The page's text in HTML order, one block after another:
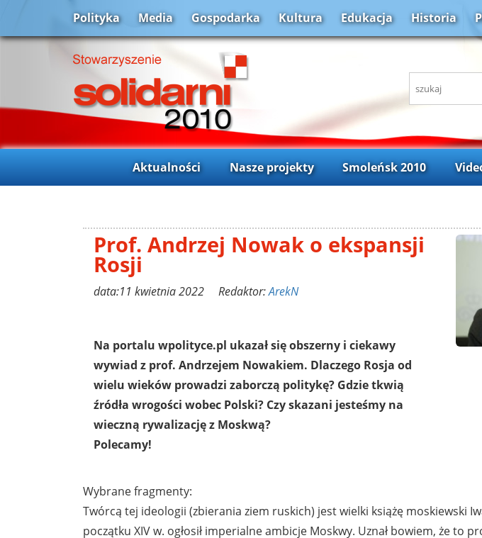
Polityka Media Gospodarka Kultura Edukacja Historia
Aktualności Nasze projekty Smoleńsk 2010
Prof. Andrzej Nowak o ekspansji
Rosji
data:11 kwietnia 2022 Redaktor:ArekN
Na portalu wpolityce.pl ukazał się obszerny i ciekawy
wywiad z prof. Andrzejem Nowakiem. Dlaczego Rosja od
wielu wieków prowadzi zaborczą politykę? Gdzie tkwią
źródła wrogości wobec Polski? Czy skazani jesteśmy na
wieczną rywalizację z Moskwą?
Polecamy!
Wybrane fragmenty:
Twórcą tej ideologii (zbierania ziem ruskich) jest wielki książę moskiewski
początku XIV w. ogłosił imperialne ambicje Moskwy. Uznał bowiem, że to